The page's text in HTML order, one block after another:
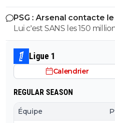
PSG : Arsenal contacte
relancé
Lui c'est SANS les 150
Ligue 1
Calendrier
REGULAR SEASON
Équipe